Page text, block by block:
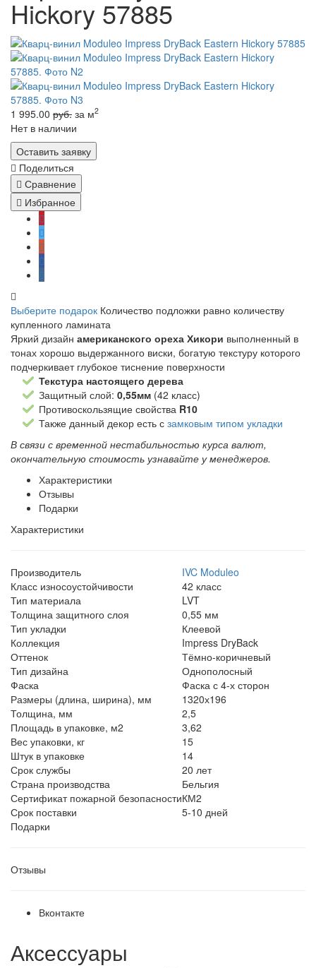
Hickory 57885
1 995.00 руб. за м2
Нет в наличии
Оставить заявку
Поделиться
Сравнение
Избранное
Выберите подарок Количество подложки равно количеству
купленного ламината
Яркий дизайн американского ореха Хикори выполненный в
тонах хорошо выдержанного виски, богатую текстуру которого
подчеркивает глубокое тиснение поверхности
Текстура настоящего дерева
Защитный слой: 0,55мм (42 класс)
Противоскользящие свойства R10
Также данный декор есть с замковым типом укладки
В связи с временной нестабильностью курса валют,
окончательную стоимость узнавайте у менеджеров.
Характеристики
Отзывы
Подарки
Характеристики
Производитель
IVC Moduleo
Класс износоустойчивости
42 класс
Тип материала
LVT
Толщина защитного слоя
0,55 мм
Тип укладки
Клеевой
Коллекция
Impress DryBack
Оттенок
Тёмно-коричневый
Тип дизайна
Однополосный
Фаска
Фаска с 4-х сторон
Размеры (длина, ширина), мм
1320х196
Толщина, мм
2,5
Площадь в упаковке, м2
3,62
Вес упаковки, кг
15
Штук в упаковке
14
Срок службы
20 лет
Страна производства
Бельгия
Сертификат пожарной безопасностиКМ2
Срок поставки
5-10 дней
Подарки
Отзывы
Вконтакте
Аксессуары